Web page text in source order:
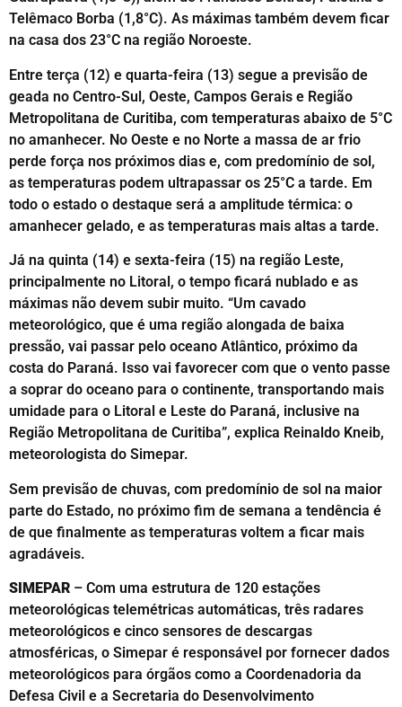
Telêmaco Borba (1,8°C). As máximas também devem ficar
na casa dos 23°C na região Noroeste.
Entre terça (12) e quarta-feira (13) segue a previsão de
geada no Centro-Sul, Oeste, Campos Gerais e Região
Metropolitana de Curitiba, com temperaturas abaixo de 5°C
no amanhecer. No Oeste e no Norte a massa de ar frio
perde força nos próximos dias e, com predomínio de sol,
as temperaturas podem ultrapassar os 25°C a tarde. Em
todo o estado o destaque será a amplitude térmica: o
amanhecer gelado, e as temperaturas mais altas a tarde.
Já na quinta (14) e sexta-feira (15) na região Leste,
principalmente no Litoral, o tempo ficará nublado e as
máximas não devem subir muito. “Um cavado
meteorológico, que é uma região alongada de baixa
pressão, vai passar pelo oceano Atlântico, próximo da
costa do Paraná. Isso vai favorecer com que o vento passe
a soprar do oceano para o continente, transportando mais
umidade para o Litoral e Leste do Paraná, inclusive na
Região Metropolitana de Curitiba”, explica Reinaldo Kneib,
meteorologista do Simepar.
Sem previsão de chuvas, com predomínio de sol na maior
parte do Estado, no próximo fim de semana a tendência é
de que finalmente as temperaturas voltem a ficar mais
agradáveis.
SIMEPAR – Com uma estrutura de 120 estações
meteorológicas telemétricas automáticas, três radares
meteorológicos e cinco sensores de descargas
atmosféricas, o Simepar é responsável por fornecer dados
meteorológicos para órgãos como a Coordenadoria da
Defesa Civil e a Secretaria do Desenvolvimento